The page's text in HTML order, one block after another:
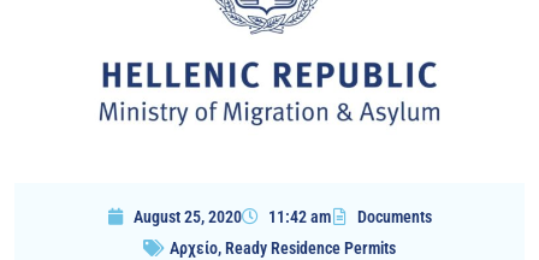
August 25, 2020 11:42 am
Documents
Αρχείο,Ready Residence Permits